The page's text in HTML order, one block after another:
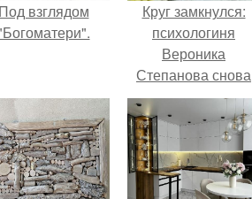
Под взглядом
Круг замкнулся:
психологиня
Вероника
Степанова снова
вышла замуж за
собственного
бывшего мужа.